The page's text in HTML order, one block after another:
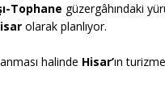
Tophane güzergâhındaki
olarak planlıyor.
halinde Hisar’ın